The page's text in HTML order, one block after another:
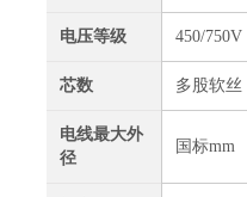
电压等级 450/750V
芯数 多股软丝
电线最大外
径
国标mm